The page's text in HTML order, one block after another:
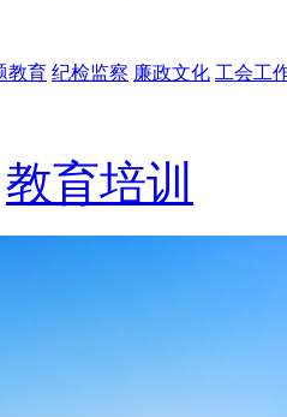
教育 纪检监察 廉政文化 工会工
教育培训